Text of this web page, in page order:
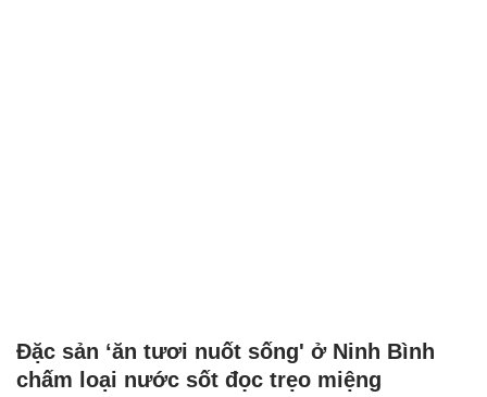
Đặc sản ‘ăn tươi nuốt sống' ở Ninh Bình
chấm loại nước sốt đọc trẹo miệng